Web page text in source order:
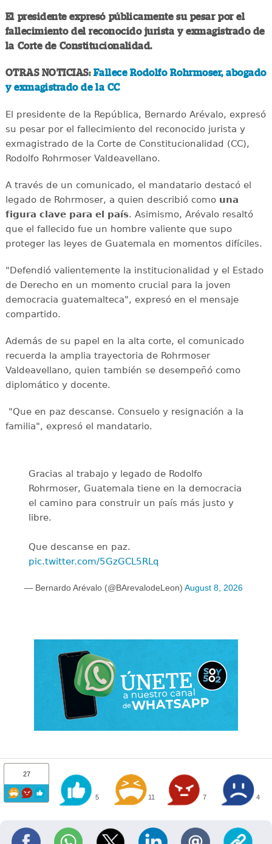
El presidente expresó públicamente su pesar por el
fallecimiento del reconocido jurista y exmagistrado de
la Corte de Constitucionalidad.
OTRAS NOTICIAS: Fallece Rodolfo Rohrmoser, abogado
y exmagistrado de la CC
El presidente de la República, Bernardo Arévalo, expresó
su pesar por el fallecimiento del reconocido jurista y
exmagistrado de la Corte de Constitucionalidad (CC),
Rodolfo Rohrmoser Valdeavellano.
A través de un comunicado, el mandatario destacó el
legado de Rohrmoser, a quien describió comouna
figura clave para el país. Asimismo, Arévalo resaltó
que el fallecido fue un hombre valiente que supo
proteger las leyes de Guatemala en momentos difíciles.
"Defendió valientemente la institucionalidad y el Estado
de Derecho en un momento crucial para la joven
democracia guatemalteca", expresó en el mensaje
compartido.
Además de su papel en la alta corte, el comunicado
recuerda la amplia trayectoria de Rohrmoser
Valdeavellano, quien también se desempeñó como
diplomático y docente.
"Que en paz descanse. Consuelo y resignación a la
familia", expresó el mandatario.
Gracias al trabajo y legado de Rodolfo
Rohrmoser, Guatemala tiene en la democracia
el camino para construir un país más justo y
libre.
Que descanse en paz.
pic.twitter.com/5GzGCL5RLq
— Bernardo Arévalo (@BArevalodeLeon) August 8, 2026
27
5 11 7 4